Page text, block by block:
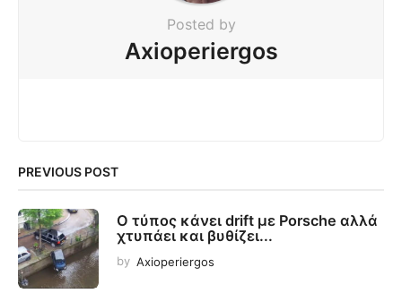
Posted by
Axioperiergos
PREVIOUS POST
Ο τύπος κάνει drift με Porsche αλλά
χτυπάει και βυθίζει...
by Axioperiergos